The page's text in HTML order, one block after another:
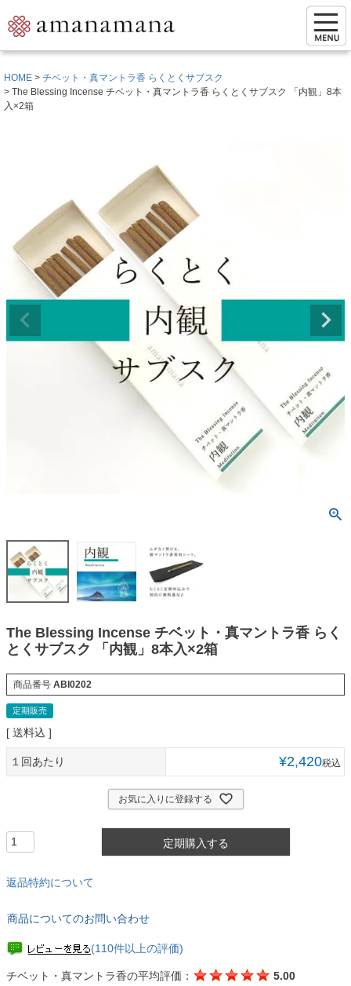
HOME
チベット・真マントラ香 らくとくサブスク
The Blessing Incense チベット・真マントラ香 らくとくサブスク 「内観」8本
入×2箱
The Blessing Incense チベット・真マントラ香 らく
とくサブスク 「内観」8本入×2箱
商品番号 ABI0202
定期販売
送料込
１回あたり ¥2,420税込
お気に入りに登録する
定期購入する
返品特約について
商品についてのお問い合わせ
(110件以上の評価)
チベット・真マントラ香の平均評価： 5.00